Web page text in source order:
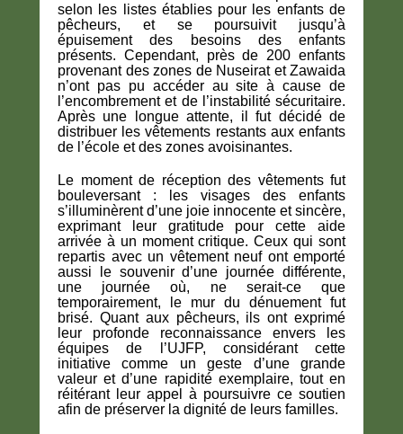
selon les listes établies pour les enfants de
pêcheurs, et se poursuivit jusqu’à
épuisement des besoins des enfants
présents. Cependant, près de 200 enfants
provenant des zones de Nuseirat et Zawaida
n’ont pas pu accéder au site à cause de
l’encombrement et de l’instabilité sécuritaire.
Après une longue attente, il fut décidé de
distribuer les vêtements restants aux enfants
de l’école et des zones avoisinantes.
Le moment de réception des vêtements fut
bouleversant : les visages des enfants
s’illuminèrent d’une joie innocente et sincère,
exprimant leur gratitude pour cette aide
arrivée à un moment critique. Ceux qui sont
repartis avec un vêtement neuf ont emporté
aussi le souvenir d’une journée différente,
une journée où, ne serait-ce que
temporairement, le mur du dénuement fut
brisé. Quant aux pêcheurs, ils ont exprimé
leur profonde reconnaissance envers les
équipes de l’UJFP, considérant cette
initiative comme un geste d’une grande
valeur et d’une rapidité exemplaire, tout en
réitérant leur appel à poursuivre ce soutien
afin de préserver la dignité de leurs familles.